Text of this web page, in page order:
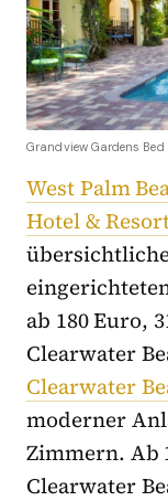
Grandview Gardens
West Palm
Hotel &
ab 180 Euro,
Clearwater
Clearwater
moderner
Zimmern. Ab
Clearwater